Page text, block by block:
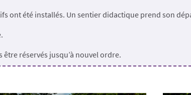
ont été installés. Un sentier didactique prend son
réservés jusqu’à nouvel ordre.